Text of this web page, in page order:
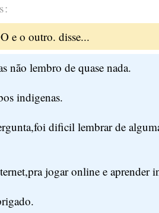
e o outro. disse...
não lembro de quase nada.
indigenas.
dificil lembrar de
jogar online e aprender